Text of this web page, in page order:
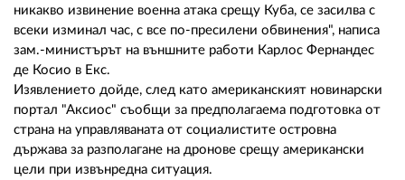
никакво извинение военна атака срещу Куба, се засилва с
всеки изминал час, с все по-пресилени обвинения", написа
зам.-министърът на външните работи Карлос Фернандес
де Косио в Екс.
Изявлението дойде, след като американският новинарски
портал "Аксиос" съобщи за предполагаема подготовка от
страна на управляваната от социалистите островна
държава за разполагане на дронове срещу американски
цели при извънредна ситуация.